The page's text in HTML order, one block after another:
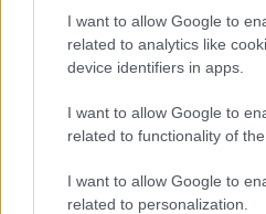
I want to allow Google to
related to analytics like
device identifiers in apps.
I want to allow Google to
related to functionality of
I want to allow Google to
related to personalization.
A nyilas uralom
A nyilas uralom
Lapszám